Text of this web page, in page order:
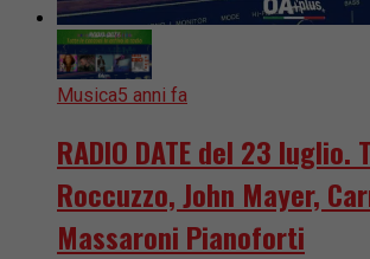
Musica5 anni fa
RADIO DATE del 23 luglio.
Roccuzzo, John Mayer,
Massaroni Pianoforti